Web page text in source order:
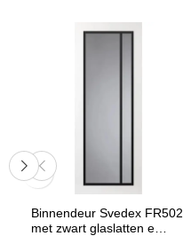
Binnendeur Svedex FR502
met zwart glaslatten en